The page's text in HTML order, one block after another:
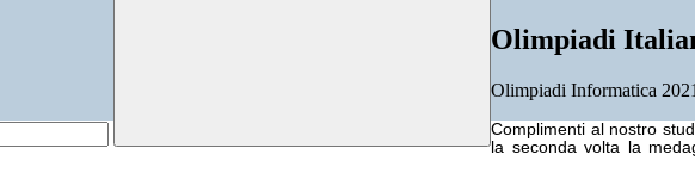
Olimpiadi
Olimpiadi Informatica 2021
Complimenti al nostro
la seconda volta la